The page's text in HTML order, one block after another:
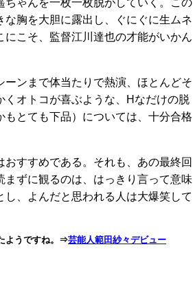
胸を大胆に露出し、ぐにぐに生ムネ
こそ、監督江川達也の才能がいかん
ンまで体当たりで熱演、ほとんどそ
オトコが喜ぶような、Hなだけの脱
とても下品）については、十分合格
すすめである。それも、あの最終回
ずに観るのは、はっきり言って意味
、よんだと思われる人は大爆笑して
ようですね。⇒芸能人範田紗々デビュー